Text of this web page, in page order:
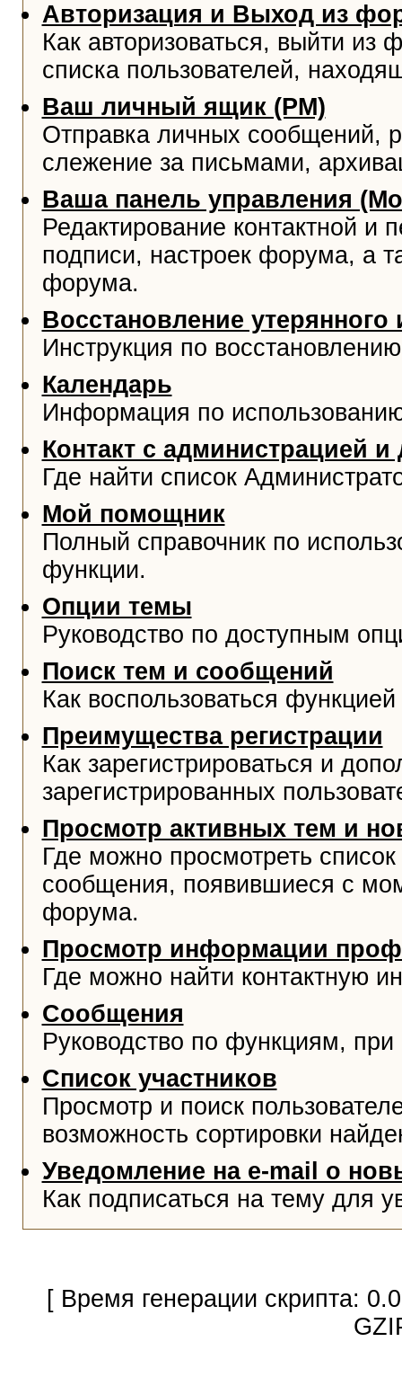
Авторизация и Выход из
Как авторизоваться, выйти из
списка пользователей,
Ваш личный ящик (PM)
Отправка личных сообщений,
слежение за письмами,
Ваша панель управления
Редактирование контактной
подписи, настроек форума, а
форума.
Восстановление
Инструкция по
Календарь
Информация по
Контакт с администрацией
Где найти список
Мой помощник
Полный справочник по
функции.
Опции темы
Руководство по доступным
Поиск тем и сообщений
Как воспользоваться
Преимущества регистрации
Как зарегистрироваться и
зарегистрированных
Просмотр активных тем и
Где можно просмотреть
сообщения, появившиеся с
форума.
Просмотр информации
Где можно найти контактную
Сообщения
Руководство по функциям,
Список участников
Просмотр и поиск
возможность сортировки
Уведомление на e-mail о
Как подписаться на тему для
[ Время генерации скрипта: